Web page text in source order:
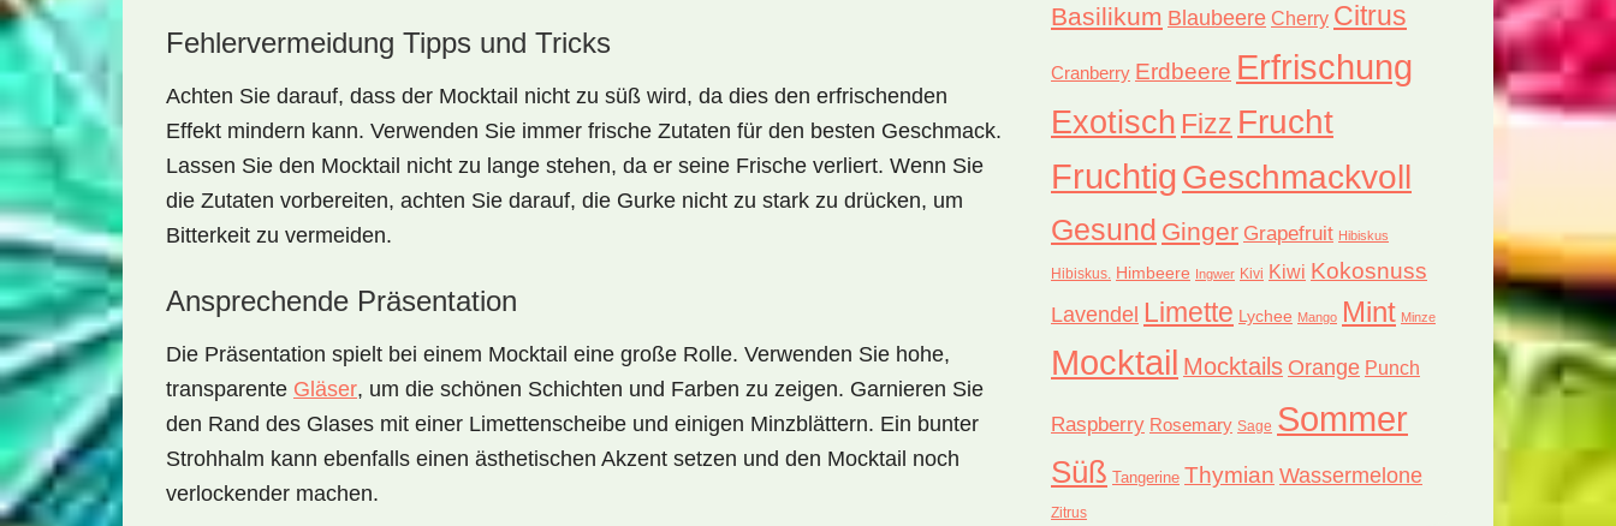
Fehlervermeidung Tipps und Tricks
Achten Sie darauf, dass der Mocktail nicht zu süß wird, da dies den erfrischenden
Effekt mindern kann. Verwenden Sie immer frische Zutaten für den besten Geschmack.
Lassen Sie den Mocktail nicht zu lange stehen, da er seine Frische verliert. Wenn Sie
die Zutaten vorbereiten, achten Sie darauf, die Gurke nicht zu stark zu drücken, um
Bitterkeit zu vermeiden.
Ansprechende Präsentation
Die Präsentation spielt bei einem Mocktail eine große Rolle. Verwenden Sie hohe,
transparente Gläser, um die schönen Schichten und Farben zu zeigen. Garnieren Sie
den Rand des Glases mit einer Limettenscheibe und einigen Minzblättern. Ein bunter
Strohhalm kann ebenfalls einen ästhetischen Akzent setzen und den Mocktail noch
verlockender machen.
Basilikum Blaubeere Cherry Citrus
Cranberry Erdbeere Erfrischung
Exotisch Fizz Frucht
FruchtigGeschmackvoll
Gesund Ginger Grapefruit Hibiskus
Hibiskus. Himbeere Ingwer Kivi Kiwi Kokosnuss
Lavendel Limette Lychee Mango Mint Minze
Mocktail Mocktails Orange Punch
Raspberry Rosemary Sage Sommer
Süß Tangerine Thymian Wassermelone
Zitrus